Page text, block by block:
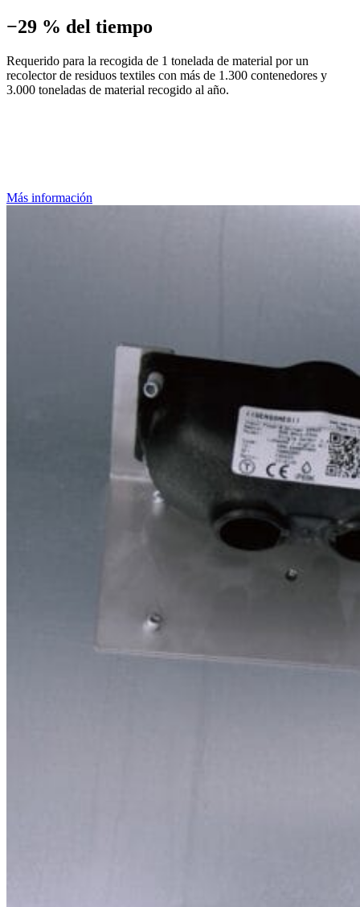
−29 % del tiempo
Requerido para la recogida de 1 tonelada de material por un
recolector de residuos textiles con más de 1.300 contenedores y
3.000 toneladas de material recogido al año.
Más información